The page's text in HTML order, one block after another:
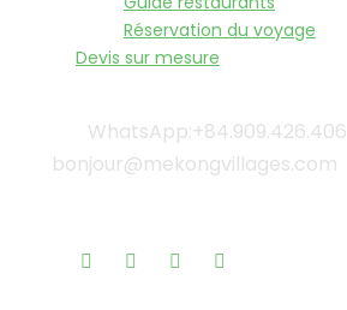
Réservation du voyage
Devis sur mesure
WhatsApp:+84.909.426.406
bonjour@mekongvillages.com